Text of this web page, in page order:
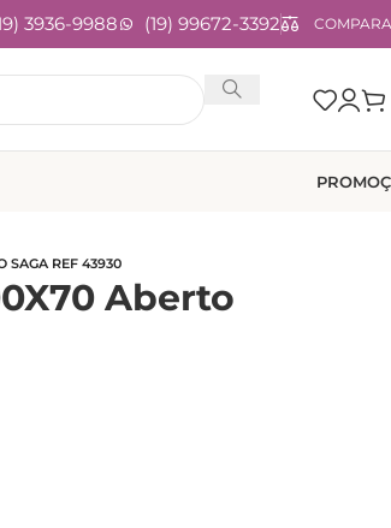
3936-9988 (19) 99672-3392
SAGA REF 43930
Aberto